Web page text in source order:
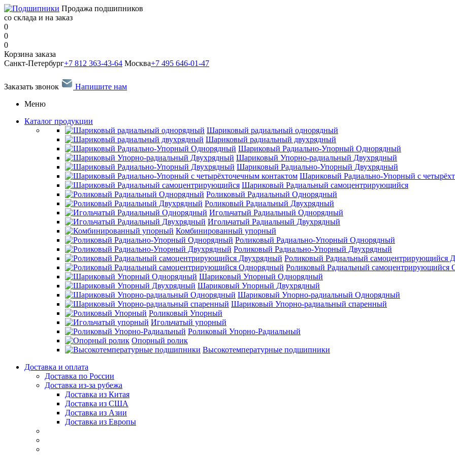
Продажа подшипников
со склада и на заказ
0
0
0
Корзина заказа
Санкт-Петербург+7 812 363-43-64 Москва+7 495 646-01-47
Заказать звонок
Напишите нам
Меню
Каталог продукции
Шариковый радиальный однорядный
Шариковый радиальный двухрядный
Шариковый Радиально-Упорный Однорядный
Шариковый Упорно-радиальный Двухрядный
Шариковый Радиально-Упорный Двухрядный
Шариковый Радиально-Упорный с
Шариковый Радиальный самоцентрирующийся
Роликовый Радиальный Однорядный
Роликовый Радиальный Двухрядный
Игольчатый Радиальный Однорядный
Игольчатый Радиальный Двухрядный
Комбинированный упорный
Роликовый Радиально-Упорный Однорядный
Роликовый Радиально-Упорный Двухрядный
Роликовый Радиальный самоцентрирующийся
Роликовый Радиальный самоцентрирующийся
Шариковый Упорный Однорядный
Шариковый Упорный Двухрядный
Шариковый Упорно-радиальный Однорядный
Шариковый Упорно-радиальный спаренный
Роликовый Упорный
Игольчатый упорный
Роликовый Упорно-Радиальный
Опорный ролик
Высокотемпературные подшипники
Доставка и оплата
Доставка по России
Доставка из-за рубежа
Доставка из Китая
Доставка из США
Доставка из Азии
Доставка из Европы